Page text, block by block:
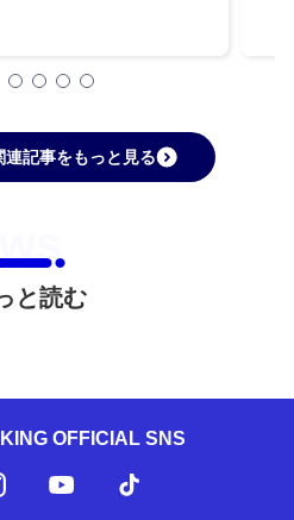
記事をもっと見る
と読む
OFFICIAL SNS